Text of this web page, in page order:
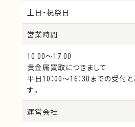
低カラット
フラットインテリジェン
ス
PGA-12
PGA-13
PGA-55
バイオメモワール
土日・祝祭日
営業時間
10:00～17:00
貴金属買取につきまして
平日10：00～16：30までの受付
す。
運営会社